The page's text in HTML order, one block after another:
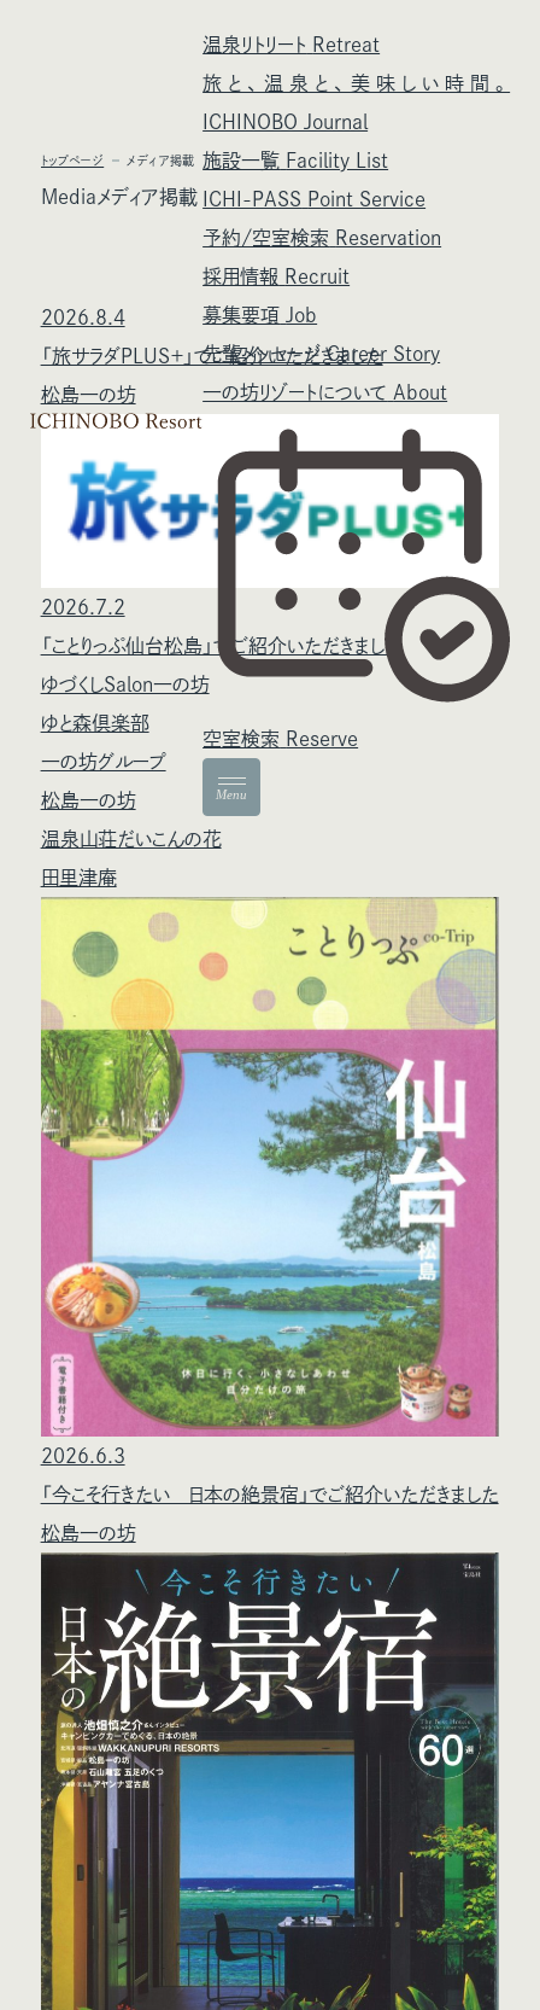
温泉リトリート Retreat
旅と、温泉と、美味しい時間。
ICHINOBO Journal
施設一覧 Facility List
ICHI-PASS Point Service
予約/空室検索 Reservation
採用情報 Recruit
募集要項
Job
先輩メッセージ Career Story
一の坊リゾートについて About
空室検索 Reserve
Menu
トップページ メディア掲載
Mediaメディア掲載
2026.8.4
「旅サラダPLUS＋」でご紹介いただきました
松島一の坊
2026.7.2
「ことりっぷ仙台松島」でご紹介いただきました
ゆづくしSalon一の坊
ゆと森倶楽部
一の坊グループ
松島一の坊
温泉山荘だいこんの花
田里津庵
2026.6.3
「今こそ行きたい 日本の絶景宿」でご紹介いただきました
松島一の坊